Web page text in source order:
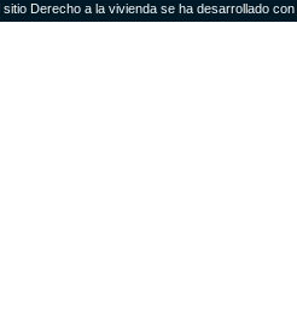
sitio Derecho a la vivienda se ha desarrollado